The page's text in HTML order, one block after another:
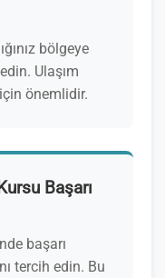
bölgeye
Ulaşım
önemlidir.
Başarı
başarı
tercih edin. Bu